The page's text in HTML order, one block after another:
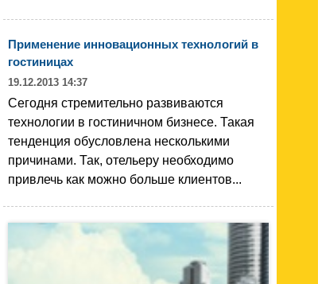
Применение инновационных технологий в
гостиницах
19.12.2013 14:37
Сегодня стремительно развиваются
технологии в гостиничном бизнесе. Такая
тенденция обусловлена несколькими
причинами. Так, отельеру необходимо
привлечь как можно больше клиентов...